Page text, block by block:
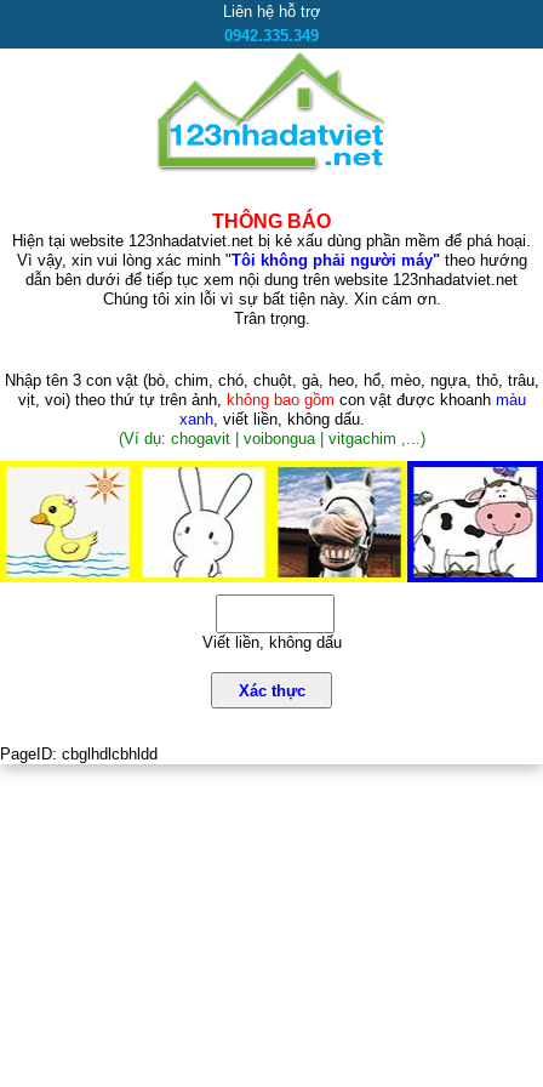
Liên hệ hỗ trợ
0942.335.349
THÔNG BÁO
Hiện tại website 123nhadatviet.net bị kẻ xấu dùng phần mềm để phá hoại.
Vì vậy, xin vui lòng xác minh "Tôi không phải người máy"theo hướng
dẫn bên dưới để tiếp tục xem nội dung trên website 123nhadatviet.net
Chúng tôi xin lỗi vì sự bất tiện này. Xin cám ơn.
Trân trọng.
Nhập tên 3 con vật (bò, chim, chó, chuột, gà, heo, hổ, mèo, ngựa, thỏ, trâu,
vịt, voi)theo thứ tự trên ảnh, không bao gồm con vật được khoanh màu
xanh, viết liền, không dấu.
(Ví dụ: chogavit | voibongua | vitgachim ,...)
Viết liền, không dấu
Xác thực
PageID: cbglhdlcbhldd